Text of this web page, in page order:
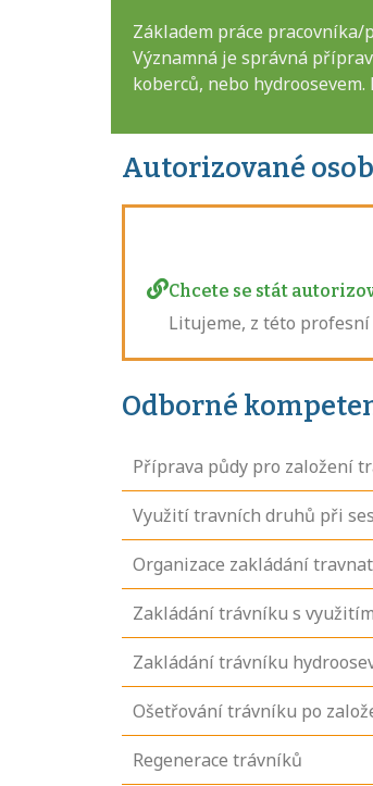
Základem práce
Významná je správná
koberců, nebo
Autorizované
Chcete se stát
Litujeme, z této
Odborné
Příprava půdy pro založení
Využití travních druhů při
Organizace zakládání
Zakládání trávníku s
Zakládání trávníku
Ošetřování trávníku po
Regenerace trávníků